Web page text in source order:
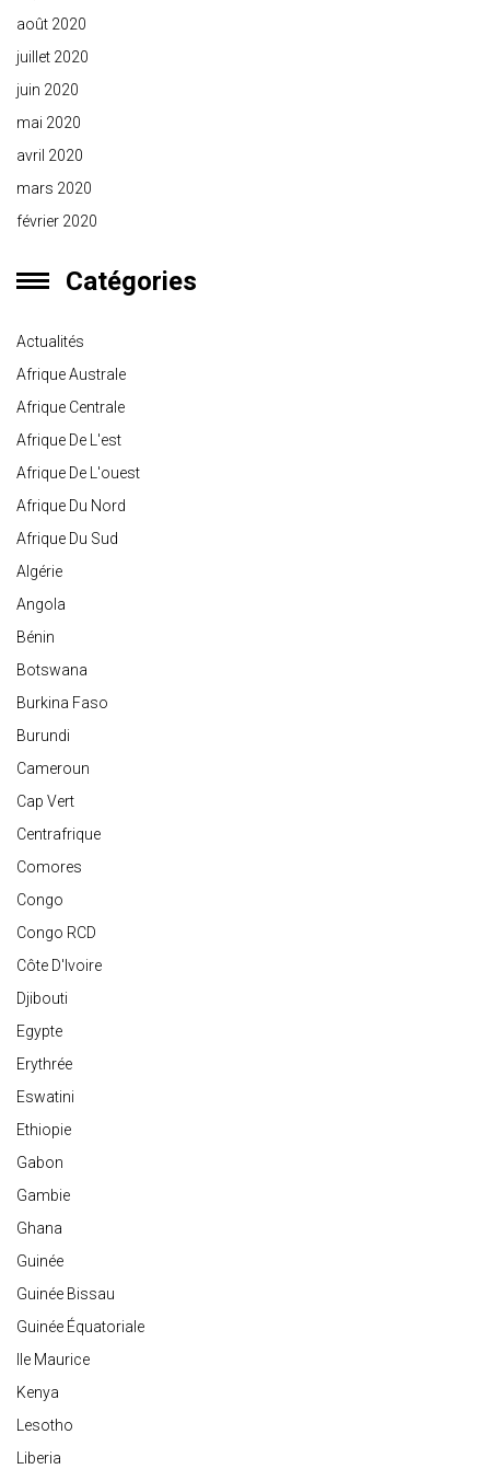
août 2020
juillet 2020
juin 2020
mai 2020
avril 2020
mars 2020
février 2020
Catégories
Actualités
Afrique Australe
Afrique Centrale
Afrique De L'est
Afrique De L'ouest
Afrique Du Nord
Afrique Du Sud
Algérie
Angola
Bénin
Botswana
Burkina Faso
Burundi
Cameroun
Cap Vert
Centrafrique
Comores
Congo
Congo RCD
Côte D'Ivoire
Djibouti
Egypte
Erythrée
Eswatini
Ethiopie
Gabon
Gambie
Ghana
Guinée
Guinée Bissau
Guinée Équatoriale
Ile Maurice
Kenya
Lesotho
Liberia